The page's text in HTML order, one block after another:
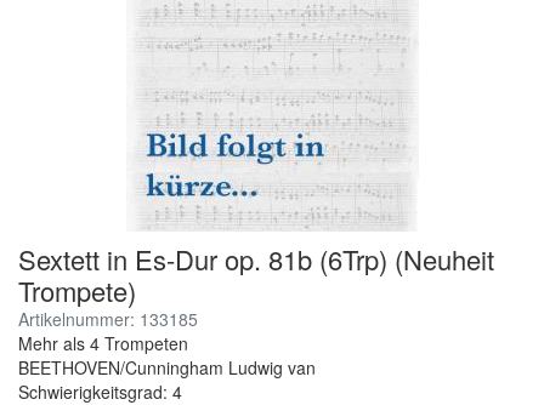
Sextett in Es-Dur op. 81b (6Trp) (Neuheit
Trompete)
Artikelnummer: 133185
Mehr als 4 Trompeten
BEETHOVEN/Cunningham Ludwig van
Schwierigkeitsgrad: 4